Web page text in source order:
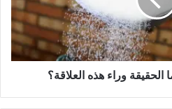
وراء هذه العلاقة؟